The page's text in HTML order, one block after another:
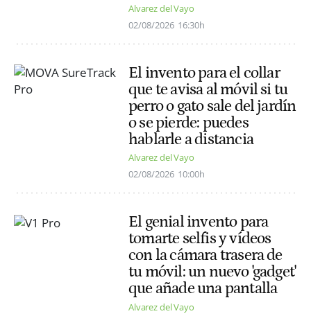
Alvarez del Vayo
02/08/2026 16:30h
El invento para el collar
que te avisa al móvil si tu
perro o gato sale del jardín
o se pierde: puedes
hablarle a distancia
Alvarez del Vayo
02/08/2026 10:00h
El genial invento para
tomarte selfis y vídeos
con la cámara trasera de
tu móvil: un nuevo 'gadget'
que añade una pantalla
Alvarez del Vayo